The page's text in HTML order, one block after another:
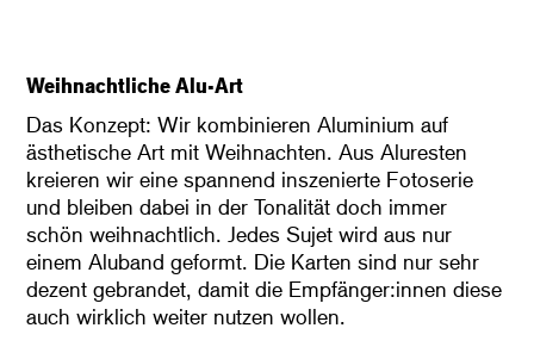
Weihnachtliche Alu-Art
Das Konzept: Wir kombinieren Aluminium auf
ästhetische Art mit Weihnachten. Aus Aluresten
kreieren wir eine spannend inszenierte Fotoserie
und bleiben dabei in der Tonalität doch immer
schön weihnachtlich. Jedes Sujet wird aus nur
einem Aluband geformt. Die Karten sind nur sehr
dezent gebrandet, damit die Empfänger:innen diese
auch wirklich weiter nutzen wollen.